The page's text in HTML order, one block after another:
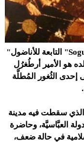
وُلد عُثمان الأوَّل في بلدة "سوغوت" Sogud" التابعة للأناضول"
سنة 1258م، ووالده هو الأمير أرطُغرُل
إحدى الثُغور المُطلَّة
سقطت فيه مدينة
العبَّاسيَّة، وحاضرة
في حالة ضعف،